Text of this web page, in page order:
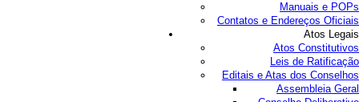
Manuais e POPs
Contatos e Endereços Oficiais
Atos Legais
Atos Constitutivos
Leis de Ratificação
Editais e Atas dos Conselhos
Assembleia Geral